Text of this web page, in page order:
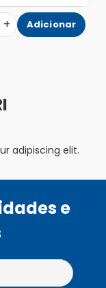
+ Adicionar
adipiscing elit.
e